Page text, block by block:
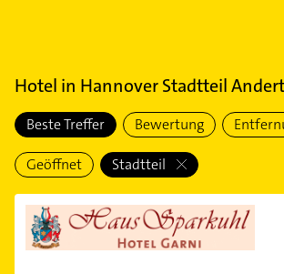
Hotel in Hannover Stadtteil
Beste Treffer Bewertung
Geöffnet Stadtteil